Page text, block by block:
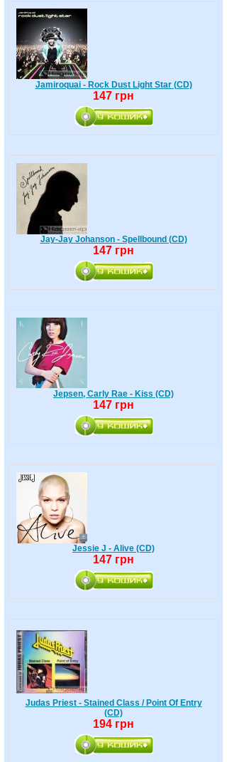
Jamiroquai - Rock Dust Light Star (CD)
147 грн
Jay-Jay Johanson - Spellbound (CD)
147 грн
Jepsen, Carly Rae - Kiss (CD)
147 грн
Jessie J - Alive (CD)
147 грн
Judas Priest - Stained Class / Point Of Entry
(CD)
194 грн